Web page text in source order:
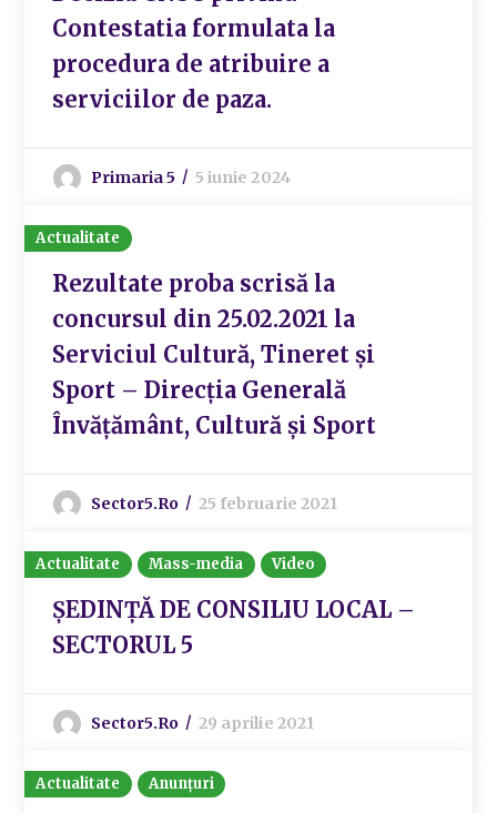
Contestatia formulata la
procedura de atribuire a
serviciilor de paza.
Primaria 5 5 iunie 2024
Actualitate
Rezultate proba scrisă la
concursul din 25.02.2021 la
Serviciul Cultură, Tineret și
Sport – Direcția Generală
Învățământ, Cultură și Sport
Sector5.ro 25 februarie 2021
Actualitate Mass-media Video
ȘEDINȚĂ DE CONSILIU LOCAL –
SECTORUL 5
Sector5.ro 29 aprilie 2021
Actualitate Anunțuri